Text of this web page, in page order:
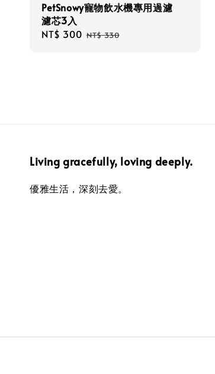
PetSnowy寵物飲水機專用過濾
濾芯3入
Sale
NT$ 300 Regular
NT$ 330
Living gracefully, loving deeply.
優雅生活，深刻去愛。